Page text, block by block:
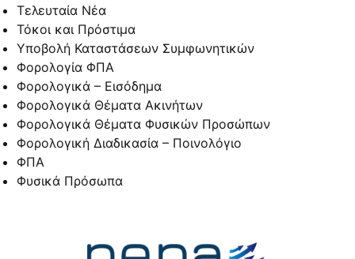
Τελευταία Νέα
Τόκοι και Πρόστιμα
Υποβολή Καταστάσεων Συμφωνητικών
Φορολογία ΦΠΑ
Φορολογικά – Εισόδημα
Φορολογικά Θέματα Ακινήτων
Φορολογικά Θέματα Φυσικών Προσώπων
Φορολογική Διαδικασία – Ποινολόγιο
ΦΠΑ
Φυσικά Πρόσωπα